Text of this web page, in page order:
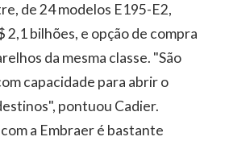
de 24 modelos E195-E2,
2,1 bilhões, e opção de compra
da mesma classe. "São
capacidade para abrir o
pontuou Cadier.
a Embraer é bastante